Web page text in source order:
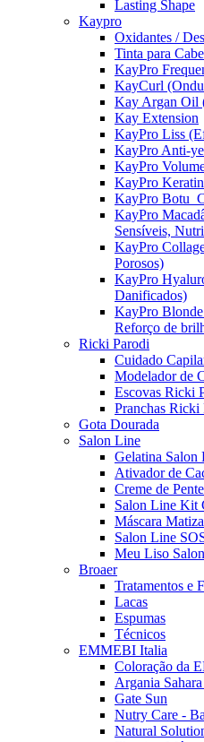
Lasting Shape
Kaypro
Oxidantes /
Tinta para
KayPro
KayCurl
Kay Argan Oil
Kay Extension
KayPro Liss
KayPro Anti-
KayPro
KayPro
KayPro
KayPro
Sensíveis,
KayPro
Porosos)
KayPro
Danificados)
KayPro
Reforço de
Ricki Parodi
Cuidado
Modelador de
Escovas Ricki
Pranchas Ricki
Gota Dourada
Salon Line
Gelatina Salon
Ativador de
Creme de
Salon Line Kit
Máscara
Salon Line
Meu Liso
Broaer
Tratamentos e
Lacas
Espumas
Técnicos
EMMEBI Italia
Coloração da
Argania
Gate Sun
Nutry Care -
Natural